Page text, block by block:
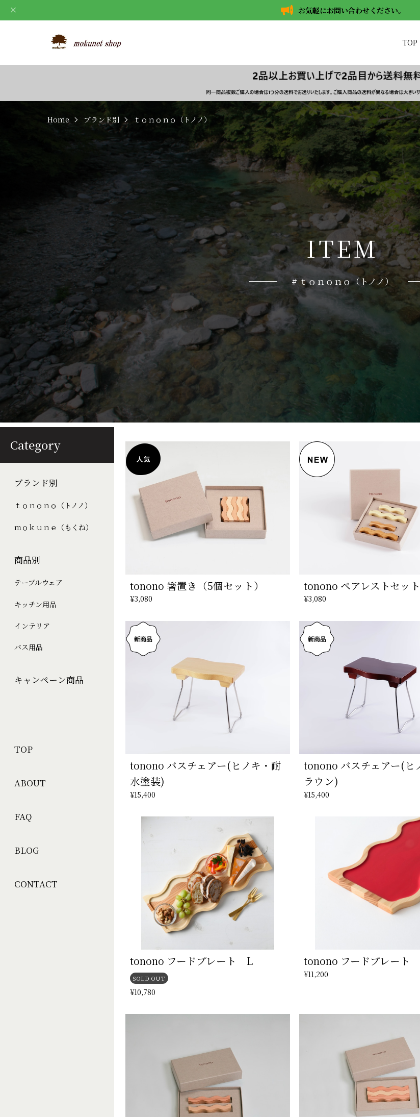
お気軽にお問い合わせください。
TOP
ITEM
# ｔｏｎｏｎｏ（トノノ）
Home ブランド別 ｔｏｎｏｎｏ（トノノ）
TOP
ABOUT
FAQ
BLOG
CONTACT
Category
ブランド別
ｔｏｎｏｎｏ（トノノ）
ｍｏｋｕｎｅ（もくね）
商品別
テーブルウェア
キッチン用品
インテリア
バス用品
キャンペーン商品
tonono 箸置き（5個セット）
¥3,080
tonono ペアレストセット
¥3,080
tonono バスチェアー(ヒノキ・耐
水塗装)
¥15,400
tonono バスチェアー(ヒ
ラウン)
¥15,400
tonono フードプレート L
SOLD OUT
¥10,780
tonono フードプレー
¥11,200